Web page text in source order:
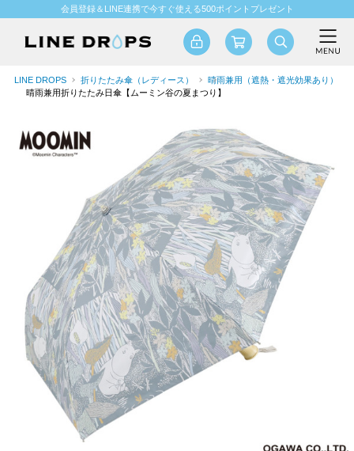
会員登録＆LINE連携で今すぐ使える500ポイントプレゼント
LINE DROPS 折りたたみ傘（レディース）
晴雨兼用（遮熱・遮光効果あり）
晴雨兼用折りたたみ日傘【ムーミン谷の夏まつり】